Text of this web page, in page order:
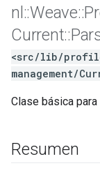
nl ::Weave::
Current::
<src/lib/
management/
Clase básica
Resumen